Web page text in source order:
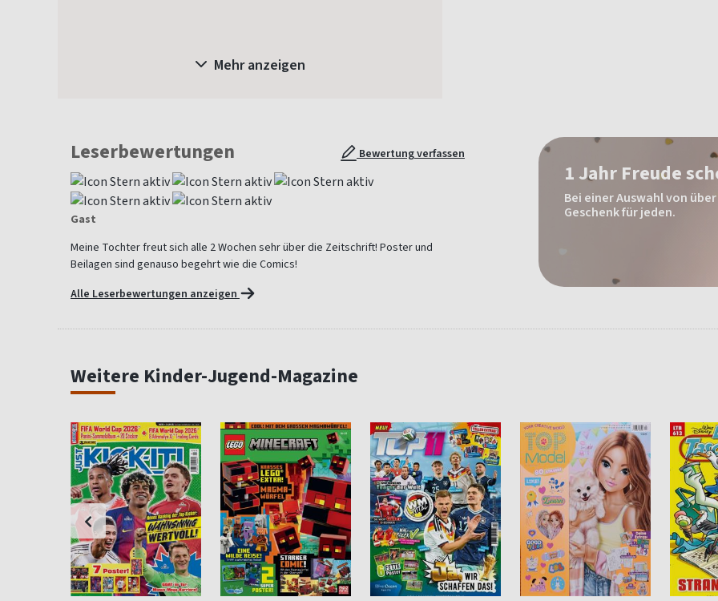
Mehr anzeigen
Leserbewertungen Bewertung verfassen
Gast
Meine Tochter freut sich alle 2 Wochen sehr über die Zeitschrift! Poster und
Beilagen sind genauso begehrt wie die Comics!
Alle Leserbewertungen anzeigen
1 Jahr Freude
Bei einer Auswahl von
Geschenk für jeden.
Weitere Kinder-Jugend-Magazine